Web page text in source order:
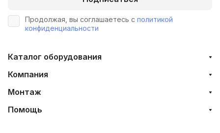
Продолжая, вы соглашаетесь с политикой
конфиденциальности
Каталог оборудования
Компания
Монтаж
Помощь